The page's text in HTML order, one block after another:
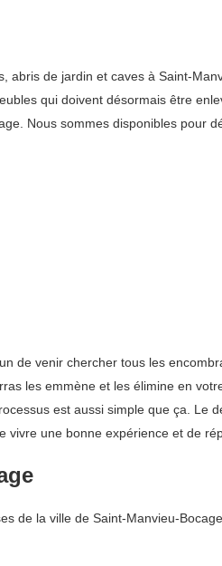
de jardin et caves à Saint-
qui doivent désormais être
Nous sommes disponibles pour
de venir chercher tous les
les emmène et les élimine en
est aussi simple que ça. Le
vivre une bonne expérience et de
de la ville de Saint-Manvieu-